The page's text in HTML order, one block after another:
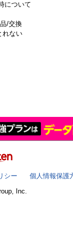
について
/交換
れない
シー
個人情報保護
Inc.